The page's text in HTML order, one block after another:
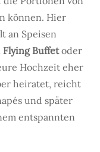
können. Hier
an Speisen
Flying Buffetoder
Hochzeit eher
heiratet, reicht
und später
entspannten